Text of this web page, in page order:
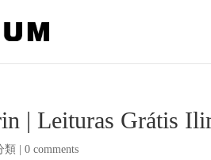
| Leituras Grátis
類 |0 comments